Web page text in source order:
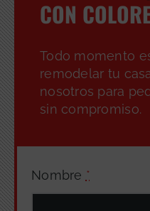
Nombre *
CON
Todo momento
remodelar tu
nosotros para
sin compromiso.